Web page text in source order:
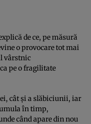
de ce, pe măsură
o provocare tot mai
vârstnic
pe o fragilitate
cât și a slăbiciunii, iar
în timp,
când apare din nou